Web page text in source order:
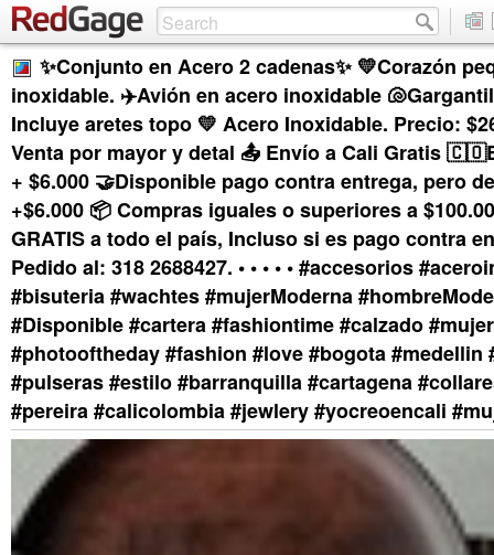
✨Conjunto en Acero 2 cadenas✨ 💛Corazón
inoxidable. ✈️Avión en acero inoxidable
Incluye aretes topo 💛 Acero Inoxidable. Precio:
Venta por mayor y detal 📤 Envío a Cali Gratis
+ $6.000 🤝Disponible pago contra entrega, pero
+$6.000 📦 Compras iguales o superiores a
GRATIS a todo el país, Incluso si es pago contra
Pedido al: 318 2688427. • • • • • #accesorios
#bisuteria #wachtes #mujerModerna
#Disponible #cartera #fashiontime #calzado
#photooftheday #fashion #love #bogota #medellin
#pulseras #estilo #barranquilla #cartagena
#pereira #calicolombia #jewlery #yocreoencali